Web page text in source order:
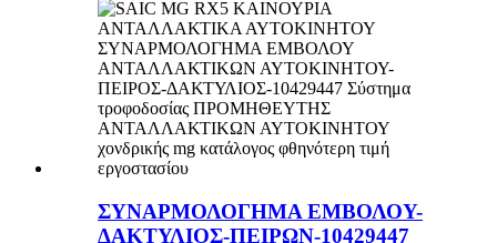
ΣΥΝΑΡΜΟΛΟΓΗΜΑ ΕΜΒΟΛΟΥ-
ΔΑΚΤΥΛΙΟΣ-ΠΕΙΡΩΝ-10429447